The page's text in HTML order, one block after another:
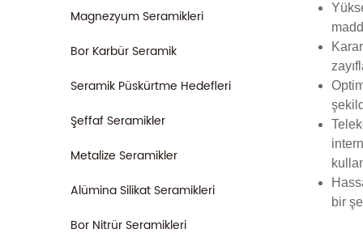
Magnezyum Seramikleri
Bor Karbür Seramik
Seramik Püskürtme Hedefleri
Şeffaf Seramikler
Metalize Seramikler
Alümina Silikat Seramikleri
Bor Nitrür Seramikleri
bir